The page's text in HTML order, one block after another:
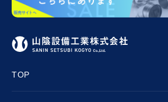
TOP